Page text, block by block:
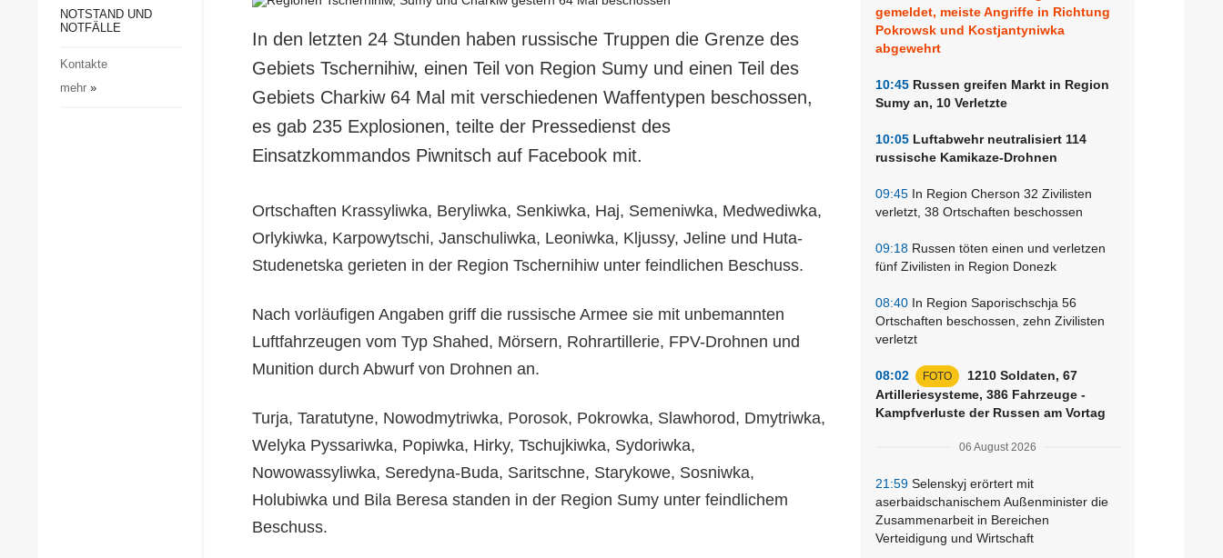
Gesellschaft und Kultur
Notstand und Notfälle
NOTSTAND UND
NOTFÄLLE
Kontakte
mehr»
gemeldet, meiste Angriffe in Richtung
Pokrowsk und Kostjantyniwka
abgewehrt
10:45 Russen greifen Markt in Region
Sumy an, 10 Verletzte
10:05 Luftabwehr neutralisiert 114
russische Kamikaze-Drohnen
09:45 In Region Cherson 32 Zivilisten
verletzt, 38 Ortschaften beschossen
09:18 Russen töten einen und verletzen
fünf Zivilisten in Region Donezk
08:40 In Region Saporischschja 56
Ortschaften beschossen, zehn Zivilisten
verletzt
08:02 FOTO
1210 Soldaten, 67
Artilleriesysteme, 386 Fahrzeuge -
Kampfverluste der Russen am Vortag
06 August 2026
21:59 Selenskyj erörtert mit
aserbaidschanischem Außenminister die
Zusammenarbeit in Bereichen
Verteidigung und Wirtschaft
In den letzten 24 Stunden haben russische Truppen die Grenze des
Gebiets Tschernihiw, einen Teil von Region Sumy und einen Teil des
Gebiets Charkiw 64 Mal mit verschiedenen Waffentypen beschossen,
es gab 235 Explosionen, teilte der Pressedienst des
Einsatzkommandos Piwnitsch auf Facebook mit.
Ortschaften Krassyliwka, Beryliwka, Senkiwka, Haj, Semeniwka, Medwediwka,
Orlykiwka, Karpowytschi, Janschuliwka, Leoniwka, Kljussy, Jeline und Huta-
Studenetska gerieten in der Region Tschernihiw unter feindlichen Beschuss.
Nach vorläufigen Angaben griff die russische Armee sie mit unbemannten
Luftfahrzeugen vom Typ Shahed, Mörsern, Rohrartillerie, FPV-Drohnen und
Munition durch Abwurf von Drohnen an.
Turja, Taratutyne, Nowodmytriwka, Porosok, Pokrowka, Slawhorod, Dmytriwka,
Welyka Pyssariwka, Popiwka, Hirky, Tschujkiwka, Sydoriwka,
Nowowassyliwka, Seredyna-Buda, Saritschne, Starykowe, Sosniwka,
Holubiwka und Bila Beresa standen in der Region Sumy unter feindlichem
Beschuss.